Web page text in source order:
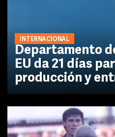
INTERNACIONAL
Departamento
EU da 21 días
producción y